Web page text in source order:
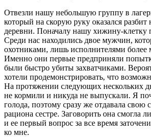
Отвезли нашу небольшую группу в
который на скорую руку оказался разбит
деревни. Поначалу нашу хижину-клетку
Среди нас находились двое мужчин,
охотниками, лишь исполнителями более
Именно они первые предприняли
были быстро убиты захватчиками.
хотели продемонстрировать, что
На протяжении следующих нескольких
не кормили и никуда не выпускали. Я
голода, поэтому сразу же отдавала свою
рациона сестре. Заговорить она смогла
и ее первый вопрос за все время
ко мне.